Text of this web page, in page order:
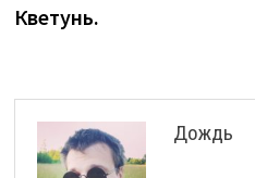
Кветунь.
Дождь